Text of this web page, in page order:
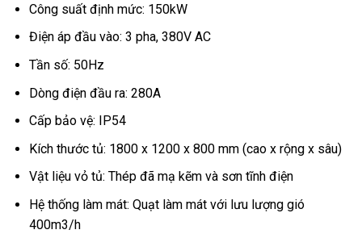
Công suất định mức: 150kW
Điện áp đầu vào: 3 pha, 380V AC
Tần số: 50Hz
Dòng điện đầu ra: 280A
Cấp bảo vệ: IP54
Kích thước tủ: 1800 x 1200 x 800 mm (cao x rộng x sâu)
Vật liệu vỏ tủ: Thép đã mạ kẽm và sơn tĩnh điện
Hệ thống làm mát: Quạt làm mát với lưu lượng gió
400m3/h